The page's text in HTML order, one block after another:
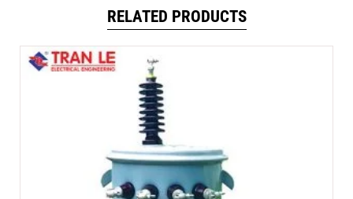
RELATED PRODUCTS